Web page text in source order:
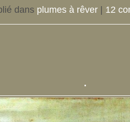
dans plumes à rêver 12
.